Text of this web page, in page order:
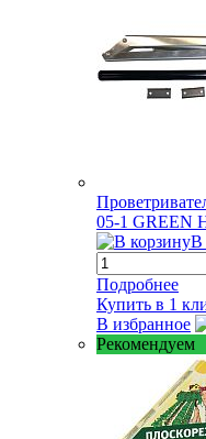
05-1 GREEN
В
Подробнее
Купить в 1
В избранное
Рекомендуем